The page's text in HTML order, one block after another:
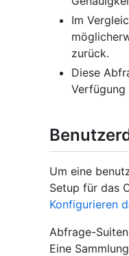
Im
zurück.
Diese
Verfügung
Um eine
Setup für das
Konfigurieren
Abfrage-
Eine